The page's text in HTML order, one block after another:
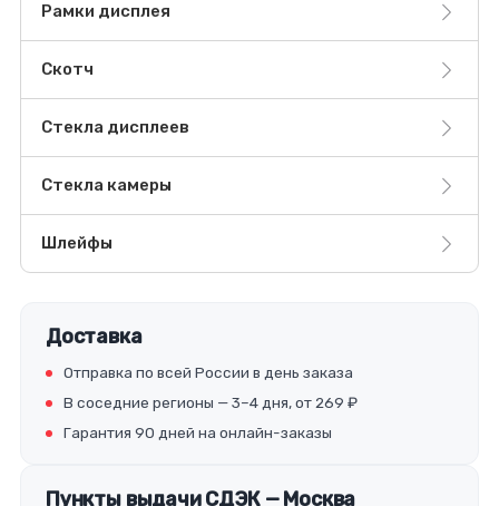
Рамки дисплея
Скотч
Стекла дисплеев
Стекла камеры
Шлейфы
Доставка
Отправка по всей России в день заказа
В соседние регионы — 3–4 дня, от 269 ₽
Гарантия 90 дней на онлайн-заказы
Пункты выдачи СДЭК — Москва